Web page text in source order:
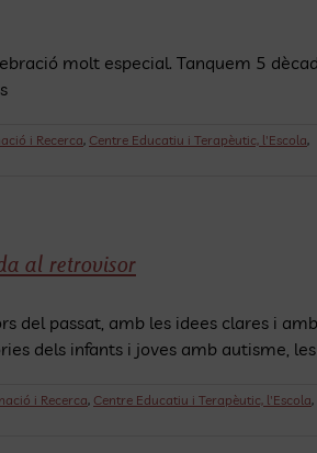
molt especial. Tanquem 5
i Recerca, Centre Educatiu i Terapèutic, l'Escola,
al retrovisor
passat, amb les idees clares i
dels infants i joves amb autisme,
i Recerca, Centre Educatiu i Terapèutic, l'Escola,